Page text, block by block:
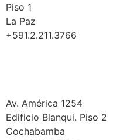
Piso 1
La Paz
+591.2.211.3766
Av. América 1254
Edificio Blanqui. Piso 2
Cochabamba